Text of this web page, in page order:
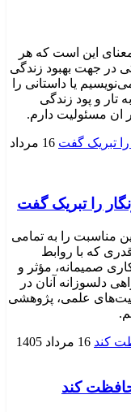
این است که هر
در جهت بهبود زندگی
یا داستانی را
و پود زندگی
ان مسئولیت دارم.
16 مرداد
را تبریک گفت
مناسبت را به تمامی
که با روابط
صمیمانه، مؤثر و
دلسوزانه آنان در
علمی، پژوهشی
16 مرداد 1405
کند